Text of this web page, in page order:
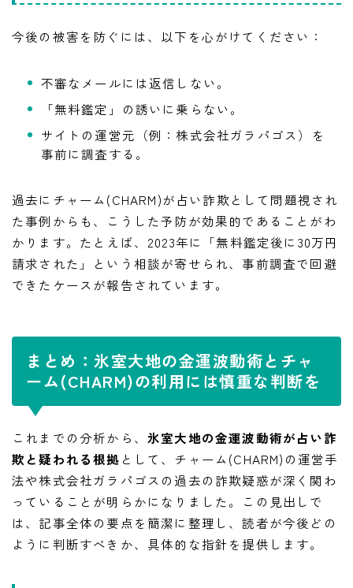
今後の被害を防ぐには、以下を心がけてください：
不審なメールには返信しない。
「無料鑑定」の誘いに乗らない。
サイトの運営元（例：株式会社ガラパゴス）を
事前に調査する。
過去にチャーム(CHARM)が占い詐欺として問題視され
た事例からも、こうした予防が効果的であることがわ
かります。たとえば、2023年に「無料鑑定後に30万円
請求された」という相談が寄せられ、事前調査で回避
できたケースが報告されています。
まとめ：氷室大地の金運波動術とチャ
ーム(CHARM)の利用には慎重な判断を
これまでの分析から、 氷室大地の金運波動術が占い詐
欺と疑われる根拠 として、チャーム(CHARM)の運営手
法や株式会社ガラパゴスの過去の詐欺疑惑が深く関わ
っていることが明らかになりました。この見出しで
は、記事全体の要点を簡潔に整理し、読者が今後どの
ように判断すべきか、具体的な指針を提供します。